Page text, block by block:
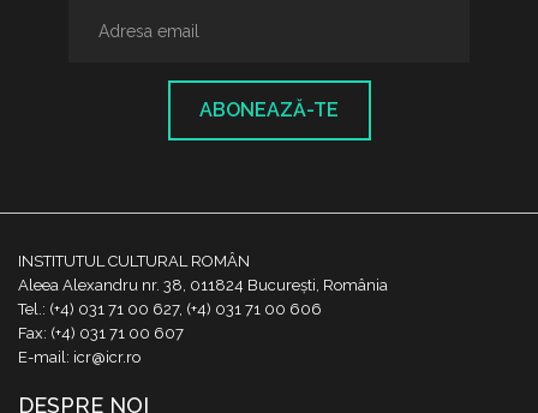
ABONEAZĂ-TE
INSTITUTUL CULTURAL ROMÂN
Aleea Alexandru nr. 38, 011824 București, România
Tel.: (+4) 031 71 00 627, (+4) 031 71 00 606
Fax: (+4) 031 71 00 607
E-mail: icr@icr.ro
DESPRE NOI